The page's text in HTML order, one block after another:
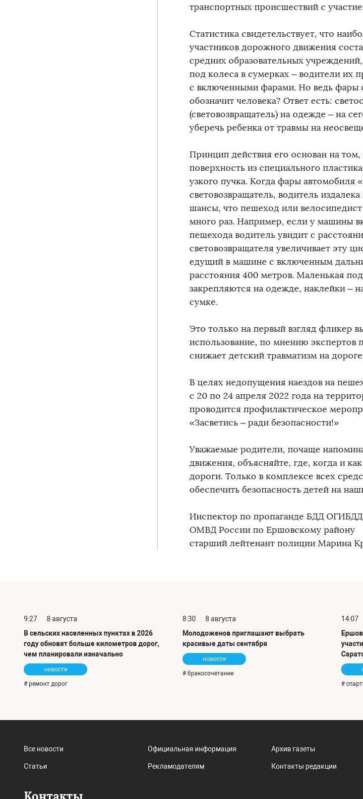
транспортных происшествий с
Статистика свидетельствует, что
участников дорожного движения
средних образовательных
под колеса в сумерках – водители их
с включенными фарами. Но ведь фары
обозначит человека? Ответ есть:
(световозвращатель) на одежде – на
уберечь ребенка от травмы на
Принцип действия его основан на
поверхность из специального
узкого пучка. Когда фары автомобиля
световозвращатель, водитель
шансы, что пешеход или
много раз. Например, если у машины
пешехода водитель увидит с
световозвращателя увеличивает эту
едущий в машине с включенным
расстояния 400 метров. Маленькая
закрепляются на одежде, наклейки –
сумке.
Это только на первый взгляд фликер
использование, по мнению экспертов
снижает детский травматизм на
В целях недопущения наездов на
с 20 по 24 апреля 2022 года на
проводится профилактическое
«Засветись – ради безопасности!»
Уважаемые родители, почаще
движения, объясняйте, где, когда и
дороги. Только в комплексе всех
обеспечить безопасность детей на
Инспектор по пропаганде БДД ОГИБДД
ОМВД России по Ершовскому району
старший лейтенант полиции Марина
9:27
8 августа
В сельских населенных пунктах в 2026
году обновят больше километров дорог,
чем планировали изначально
новости
# ремонт дорог
8:30
8 августа
Молодоженов приглашают выбрать
красивые даты сентября
новости
# бракосочетание
14:07
#
Все новости
Статьи
Официальная информация
Рекламодателям
Архив газеты
Контакты редакции